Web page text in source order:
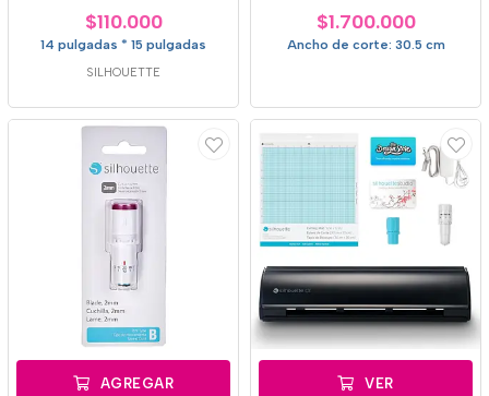
$110.000
14 pulgadas * 15 pulgadas
SILHOUETTE
$1.700.000
Ancho de corte: 30.5 cm
AGREGAR VER